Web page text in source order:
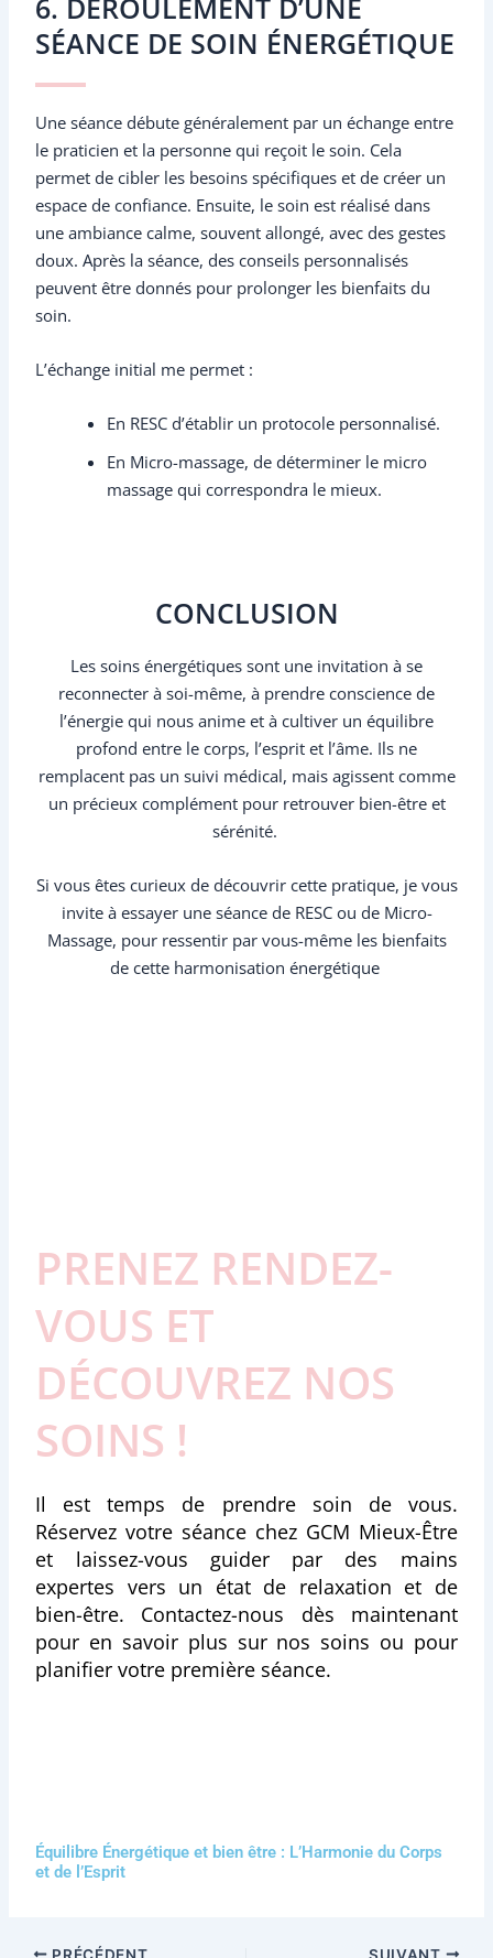
6. DÉROULEMENT D’UNE
SÉANCE DE SOIN ÉNERGÉTIQUE
Une séance débute généralement par un échange entre
le praticien et la personne qui reçoit le soin. Cela
permet de cibler les besoins spécifiques et de créer un
espace de confiance. Ensuite, le soin est réalisé dans
une ambiance calme, souvent allongé, avec des gestes
doux. Après la séance, des conseils personnalisés
peuvent être donnés pour prolonger les bienfaits du
soin.
L’échange initial me permet :
En RESC d’établir un protocole personnalisé.
En Micro-massage, de déterminer le micro
massage qui correspondra le mieux.
CONCLUSION
Les soins énergétiques sont une invitation à se
reconnecter à soi-même, à prendre conscience de
l’énergie qui nous anime et à cultiver un équilibre
profond entre le corps, l’esprit et l’âme. Ils ne
remplacent pas un suivi médical, mais agissent comme
un précieux complément pour retrouver bien-être et
sérénité.
Si vous êtes curieux de découvrir cette pratique, je vous
invite à essayer une séance de RESC ou de Micro-
Massage, pour ressentir par vous-même les bienfaits
de cette harmonisation énergétique
PRENEZ RENDEZ-
VOUS ET
DÉCOUVREZ NOS
SOINS !
Il est temps de prendre soin de vous.
Réservez votre séance chez GCM Mieux-Être
et laissez-vous guider par des mains
expertes vers un état de relaxation et de
bien-être. Contactez-nous dès maintenant
pour en savoir plus sur nos soins ou pour
planifier votre première séance.
Équilibre Énergétique et bien être : L’Harmonie du Corps
et de l’Esprit
PRÉCÉDENT SUIVANT